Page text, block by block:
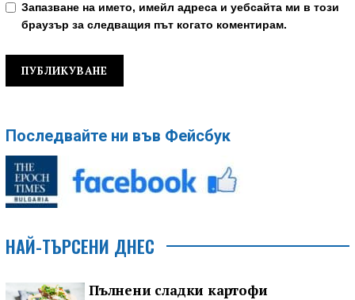
Запазване на името, имейл адреса и уебсайта ми в този
браузър за следващия път когато коментирам.
Последвайте ни във Фейсбук
НАЙ-ТЪРСЕНИ ДНЕС
Пълнени сладки картофи